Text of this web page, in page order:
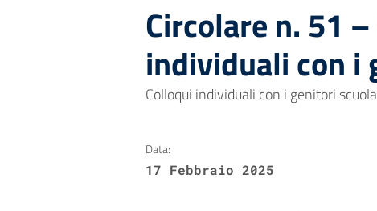
Circolare n. 51
individuali con i
Colloqui individuali con i genitori
Data:
17 Febbraio 2025